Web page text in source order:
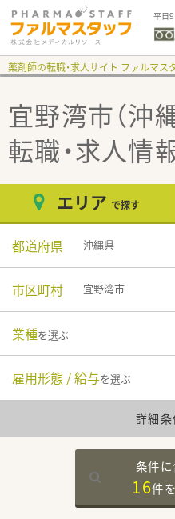
平日9
薬剤師の転職・求人サイト ファルマス
宜野湾市（沖
転職・求人情
エリア で探す
都道府県 沖縄県
市区町村 宜野湾市
業種を選ぶ
雇用形態 / 給与を選ぶ
詳細
条件
16件を